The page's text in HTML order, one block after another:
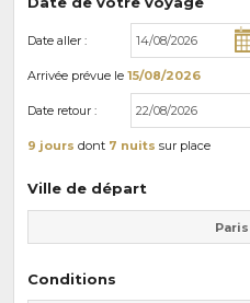
Date aller :
Arrivée prévue le 15/08/2026
Date retour :
9 jours dont 7 nuits sur place
Ville de départ
Paris
Conditions